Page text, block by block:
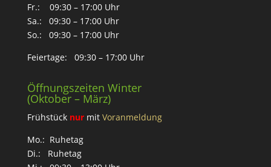
Fr.: 09:30 – 17:00 Uhr
Sa.: 09:30 – 17:00 Uhr
So.: 09:30 – 17:00 Uhr
Feiertage: 09:30 – 17:00 Uhr
Öffnungszeiten Winter
(Oktober – März)
Frühstück nur mit Voranmeldung
Mo.: Ruhetag
Di.: Ruhetag